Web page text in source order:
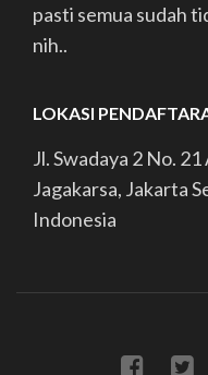
pasti semua sudah
nih..
LOKASI
Jl. Swadaya 2 No.
Jagakarsa, Jakarta
Indonesia